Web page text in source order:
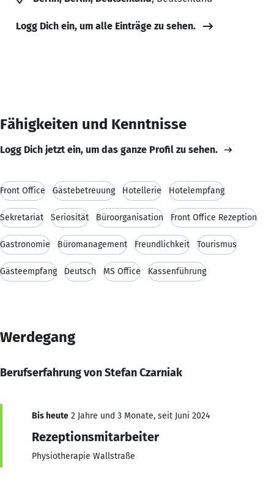
Logg Dich ein, um alle Einträge zu sehen.
Fähigkeiten und Kenntnisse
Logg Dich jetzt ein, um das ganze Profil zu sehen.
Front Office Gästebetreuung Hotellerie Hotelempfang
Sekretariat Seriosität Büroorganisation Front Office Rezeption
Gastronomie Büromanagement Freundlichkeit Tourismus
Gästeempfang Deutsch MS Office Kassenführung
Werdegang
Berufserfahrung von Stefan Czarniak
Bis heute 2 Jahre und 3 Monate, seit Juni 2024
Rezeptionsmitarbeiter
Physiotherapie Wallstraße